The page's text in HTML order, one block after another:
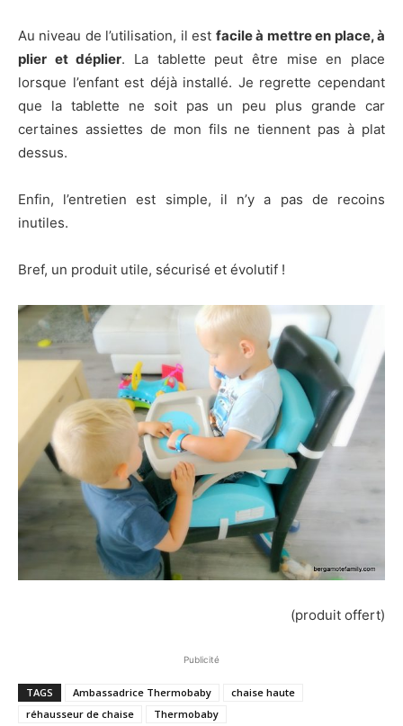
Au niveau de l’utilisation, il est facile à mettre en place, à
plier et déplier. La tablette peut être mise en place
lorsque l’enfant est déjà installé. Je regrette cependant
que la tablette ne soit pas un peu plus grande car
certaines assiettes de mon fils ne tiennent pas à plat
dessus.
Enfin, l’entretien est simple, il n’y a pas de recoins
inutiles.
Bref, un produit utile, sécurisé et évolutif !
(produit offert)
Publicité
TAGS Ambassadrice Thermobaby
chaise haute
réhausseur de chaise
Thermobaby